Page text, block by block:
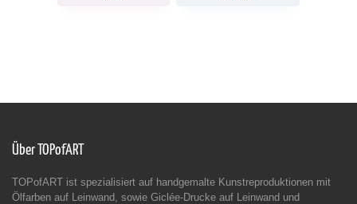
Über TOPofART
TOPofART ist spezialisiert auf handgemalte Kunstreproduktionen mit
Ölfarben auf Leinwand, sowie Giclée-Drucke auf Leinwand und